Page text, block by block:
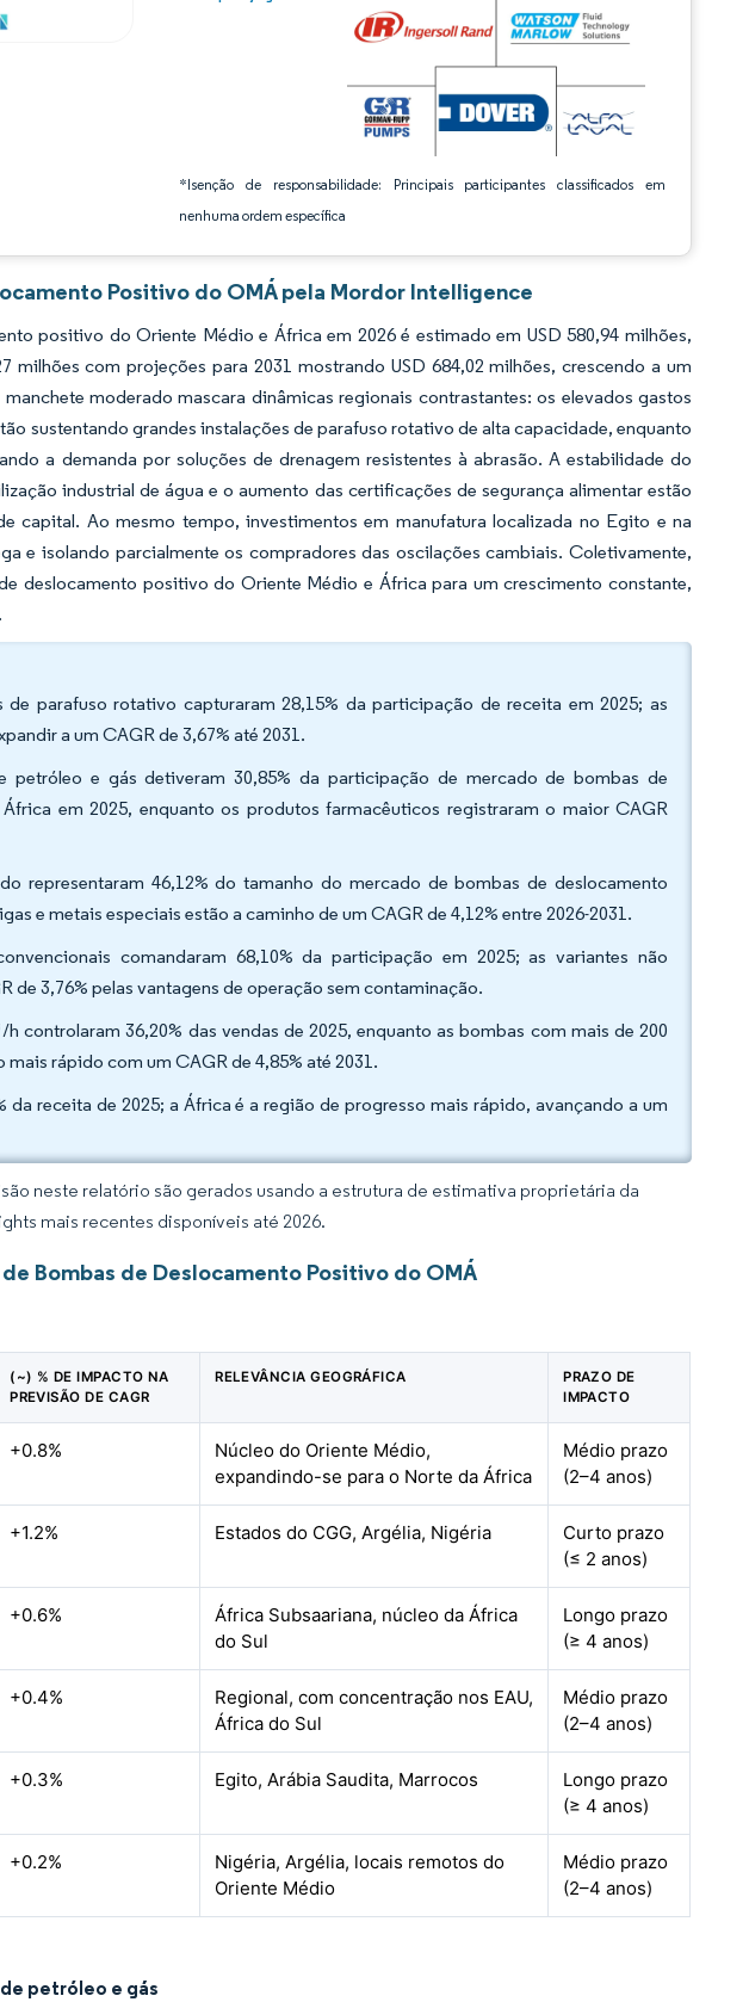
*Isenção de responsabilidade: Principais participantes classificados em
nenhuma ordem específica
Positivo do OMÁ pela Mordor Intelligence
positivo do Oriente Médio e África em 2026 é estimado em USD 580,94 milhões,
milhões com projeções para 2031 mostrando USD 684,02 milhões, crescendo a um
moderado mascara dinâmicas regionais contrastantes: os elevados gastos
sustentando grandes instalações de parafuso rotativo de alta capacidade, enquanto
a demanda por soluções de drenagem resistentes à abrasão. A estabilidade do
industrial de água e o aumento das certificações de segurança alimentar estão
capital. Ao mesmo tempo, investimentos em manufatura localizada no Egito e na
e isolando parcialmente os compradores das oscilações cambiais. Coletivamente,
deslocamento positivo do Oriente Médio e África para um crescimento constante,
parafuso rotativo capturaram 28,15% da participação de receita em 2025; as
a um CAGR de 3,67% até 2031.
petróleo e gás detiveram 30,85% da participação de mercado de bombas de
em 2025, enquanto os produtos farmacêuticos registraram o maior CAGR
representaram 46,12% do tamanho do mercado de bombas de deslocamento
e metais especiais estão a caminho de um CAGR de 4,12% entre 2026-2031.
comandaram 68,10% da participação em 2025; as variantes não
de 3,76% pelas vantagens de operação sem contaminação.
controlaram 36,20% das vendas de 2025, enquanto as bombas com mais de 200
rápido com um CAGR de 4,85% até 2031.
receita de 2025; a África é a região de progresso mais rápido, avançando a um
neste relatório são gerados usando a estrutura de estimativa proprietária da
mais recentes disponíveis até 2026.
Bombas de Deslocamento Positivo do OMÁ
(~) % DE IMPACTO NA
PREVISÃO DE CAGR
RELEVÂNCIA GEOGRÁFICA
PRAZO DE
IMPACTO
+0.8%
Núcleo do Oriente Médio,
expandindo-se para o Norte da África
Médio prazo
(2–4 anos)
+1.2% Estados do CGG, Argélia, Nigéria
Curto prazo
(≤ 2 anos)
+0.6%
África Subsaariana, núcleo da África
do Sul
Longo prazo
(≥ 4 anos)
+0.4%
Regional, com concentração nos EAU,
África do Sul
Médio prazo
(2–4 anos)
+0.3% Egito, Arábia Saudita, Marrocos
Longo prazo
(≥ 4 anos)
+0.2%
Nigéria, Argélia, locais remotos do
Oriente Médio
Médio prazo
(2–4 anos)
petróleo e gás